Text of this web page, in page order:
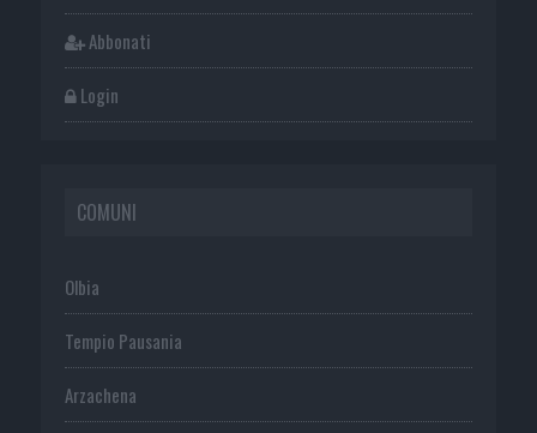
Abbonati
Login
COMUNI
Olbia
Tempio Pausania
Arzachena